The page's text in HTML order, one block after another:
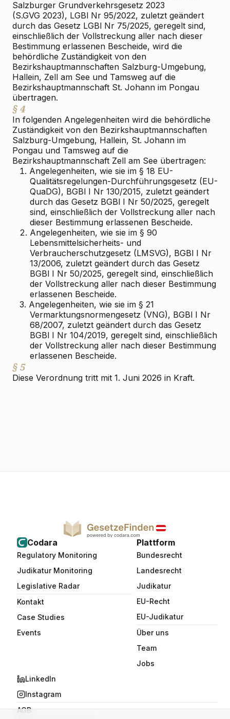
Salzburger Grundverkehrsgesetz 2023
(S.GVG 2023), LGBl Nr 95/2022, zuletzt geändert
durch das Gesetz LGBl Nr 75/2025, geregelt sind,
einschließlich der Vollstreckung aller nach dieser
Bestimmung erlassenen Bescheide, wird die
behördliche Zuständigkeit von den
Bezirkshauptmannschaften Salzburg-Umgebung,
Hallein, Zell am See und Tamsweg auf die
Bezirkshauptmannschaft St. Johann im Pongau
übertragen.
§ 4
In folgenden Angelegenheiten wird die behördliche
Zuständigkeit von den Bezirkshauptmannschaften
Salzburg-Umgebung, Hallein, St. Johann im
Pongau und Tamsweg auf die
Bezirkshauptmannschaft Zell am See übertragen:
1. Angelegenheiten, wie sie im § 18 EU-
Qualitätsregelungen-Durchführungsgesetz (EU-
QuaDG), BGBl I Nr 130/2015, zuletzt geändert
durch das Gesetz BGBl I Nr 50/2025, geregelt
sind, einschließlich der Vollstreckung aller nach
dieser Bestimmung erlassenen Bescheide.
2. Angelegenheiten, wie sie im § 90
Lebensmittelsicherheits- und
Verbraucherschutzgesetz (LMSVG), BGBl I Nr
13/2006, zuletzt geändert durch das Gesetz
BGBl I Nr 50/2025, geregelt sind, einschließlich
der Vollstreckung aller nach dieser Bestimmung
erlassenen Bescheide.
3. Angelegenheiten, wie sie im § 21
Vermarktungsnormengesetz (VNG), BGBl I Nr
68/2007, zuletzt geändert durch das Gesetz
BGBl I Nr 104/2019, geregelt sind, einschließlich
der Vollstreckung aller nach dieser Bestimmung
erlassenen Bescheide.
§ 5
Diese Verordnung tritt mit 1. Juni 2026 in Kraft.
Codara
Regulatory Monitoring
Judikatur Monitoring
Legislative Radar
Kontakt
Case Studies
Events
Plattform
Bundesrecht
Landesrecht
Judikatur
EU-Recht
EU-Judikatur
Über uns
Team
Jobs
LinkedIn
Instagram
AGB